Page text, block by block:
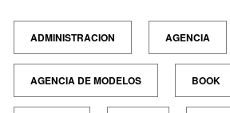
ADMINISTRACION AGENCIA
AGENCIA DE MODELOS BOOK